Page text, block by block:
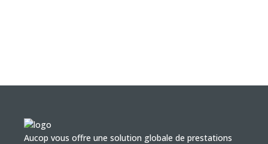
Aucop vous offre une solution globale de prestations